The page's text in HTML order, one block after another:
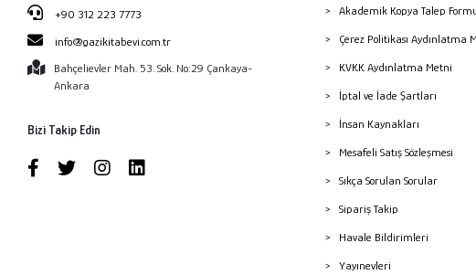
+90 312 223 7773
info@gazikitabevi.com.tr
Bahçelievler Mah. 53. Sok. No:29 Çankaya-
Ankara
Bizi Takip Edin
Akademik Kopya Talep
Çerez Politikası Aydınlatma
KVKK Aydınlatma Metni
İptal ve İade Şartları
İnsan Kaynakları
Mesafeli Satış Sözleşmesi
Sıkça Sorulan Sorular
Sipariş Takip
Havale Bildirimleri
Yayınevleri